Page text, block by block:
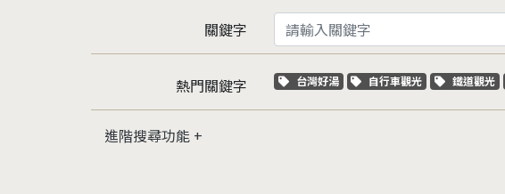
關鍵字
熱門關鍵字 關鍵字標籤
台灣好湯 關鍵字標籤
自行車觀光 關鍵字標籤
鐵道觀光
進階搜尋功能